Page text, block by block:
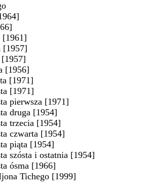
[1956]
[1971]
[1971]
pierwsza [1971]
druga [1954]
trzecia [1954]
czwarta [1954]
piąta [1954]
szósta i ostatnia [1954]
ósma [1966]
Tichego [1999]